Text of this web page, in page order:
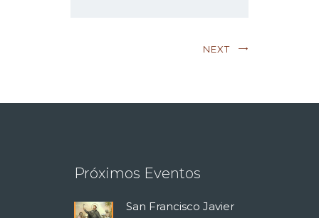
NEXT
Próximos Eventos
San Francisco Javier